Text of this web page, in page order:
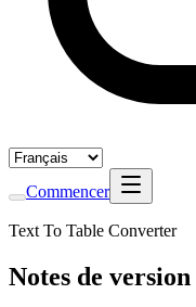
Commencer
Text To Table Converter
Notes de version